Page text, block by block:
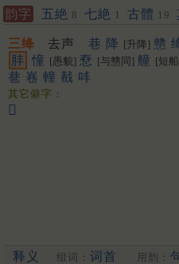
韵字 五絶 8 七絶 1 古體 19
三绛 去声 巷 降 [升降] 戆
肨
憧 [愚貌] 憃 [与戆同] 艟 [短
䢽 㟟 䡴 㦼 㕩
其它僻字：
𥈄
释义 组词： 词首 用韵：